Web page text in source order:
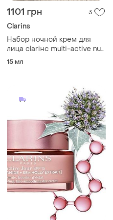
2100 грн 6
Clarins
clarins multi-active jour
niacinamide + sea holly
extract
50 мл